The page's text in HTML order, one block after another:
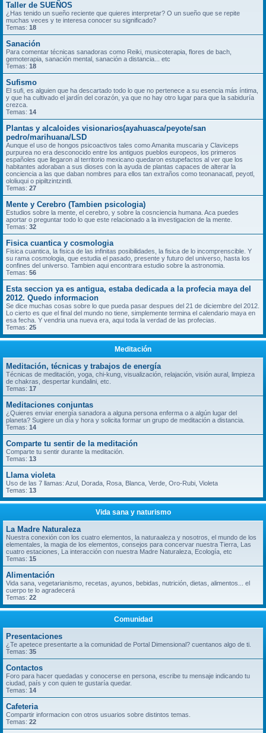
Taller de SUEÑOS
¿Has tenido un sueño reciente que quieres interpretar? O un sueño que se repite
muchas veces y te interesa conocer su significado?
Temas: 18
Sanación
Para comentar técnicas sanadoras como Reiki, musicoterapia, flores de bach,
gemoterapia, sanación mental, sanación a distancia... etc
Temas: 18
Sufismo
El sufi, es alguien que ha descartado todo lo que no pertenece a su esencia más íntima,
y que ha cultivado el jardín del corazón, ya que no hay otro lugar para que la sabiduría
crezca.
Temas: 14
Plantas y alcaloides visionarios(ayahuasca/peyote/san
pedro/marihuana/LSD
Aunque el uso de hongos psicoactivos tales como Amanita muscaria y Claviceps
purpurea no era desconocido entre los antiguos pueblos europeos, los primeros
españoles que llegaron al territorio mexicano quedaron estupefactos al ver que los
habitantes adoraban a sus dioses con la ayuda de plantas capaces de alterar la
conciencia a las que daban nombres para ellos tan extraños como teonanacatl, peyotl,
ololiuqui o pipiltzintzintli.
Temas: 27
Mente y Cerebro (Tambien psicologia)
Estudios sobre la mente, el cerebro, y sobre la cosnciencia humana. Aca puedes
aportar o preguntar todo lo que este relacionado a la investigacion de la mente.
Temas: 32
Fisica cuantica y cosmologia
Fisica cuantica, la fisica de las infinitas posibilidades, la fisica de lo incomprenscible. Y
su rama cosmologia, que estudia el pasado, presente y futuro del universo, hasta los
confines del universo. Tambien aqui encontrara estudio sobre la astronomia.
Temas: 56
Esta seccion ya es antigua, estaba dedicada a la profecia maya del
2012. Quedo informacion
Se dice muchas cosas sobre lo que pueda pasar despues del 21 de diciembre del 2012.
Lo cierto es que el final del mundo no tiene, simplemente termina el calendario maya en
esa fecha. Y vendria una nueva era, aqui toda la verdad de las profecias.
Temas: 25
Meditación
Meditación, técnicas y trabajos de energía
Técnicas de meditación, yoga, chi-kung, visualización, relajación, visión aural, limpieza
de chakras, despertar kundalini, etc.
Temas: 17
Meditaciones conjuntas
¿Quieres enviar energía sanadora a alguna persona enferma o a algún lugar del
planeta? Sugiere un día y hora y solicita formar un grupo de meditación a distancia.
Temas: 14
Comparte tu sentir de la meditación
Comparte tu sentir durante la meditación.
Temas: 13
Llama violeta
Uso de las 7 llamas: Azul, Dorada, Rosa, Blanca, Verde, Oro-Rubi, Violeta
Temas: 13
Vida sana y naturismo
La Madre Naturaleza
Nuestra conexión con los cuatro elementos, la naturaaleza y nosotros, el mundo de los
elementales, la magia de los elementos, consejos para concervar nuestra Tierra, Las
cuatro estaciones, La interacción con nuestra Madre Naturaleza, Ecología, etc
Temas: 15
Alimentación
Vida sana, vegetarianismo, recetas, ayunos, bebidas, nutrición, dietas, alimentos... el
cuerpo te lo agradecerá
Temas: 22
Comunidad
Presentaciones
¿Te apetece presentarte a la comunidad de Portal Dimensional? cuentanos algo de ti.
Temas: 35
Contactos
Foro para hacer quedadas y conocerse en persona, escribe tu mensaje indicando tu
ciudad, país y con quien te gustaría quedar.
Temas: 14
Cafeteria
Compartir informacion con otros usuarios sobre distintos temas.
Temas: 22